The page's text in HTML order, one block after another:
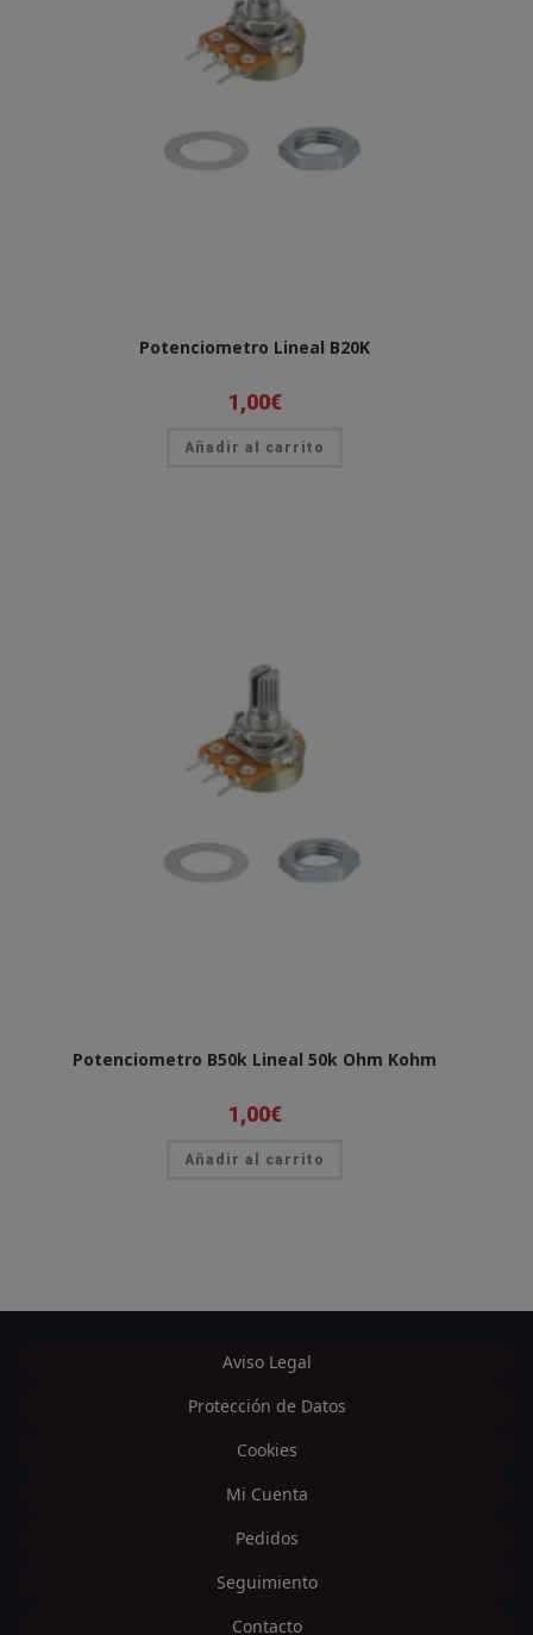
Potenciometro Lineal B20K
1,00€
Añadir al carrito
Potenciometro B50k Lineal 50k Ohm Kohm
1,00€
Añadir al carrito
Aviso Legal
Protección de Datos
Cookies
Mi Cuenta
Pedidos
Seguimiento
Contacto